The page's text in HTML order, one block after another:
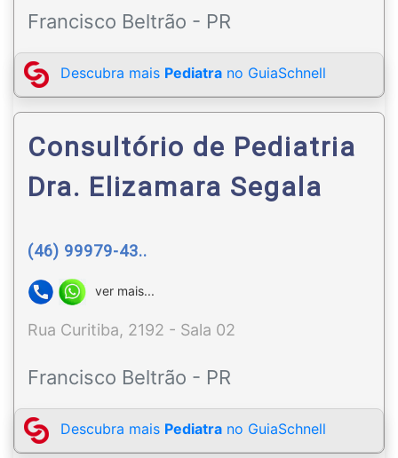
Francisco Beltrão - PR
Descubra mais Pediatra no GuiaSchnell
Consultório de Pediatria
Dra. Elizamara Segala
(46) 99979-43..
ver mais...
Rua Curitiba, 2192 - Sala 02
Francisco Beltrão - PR
Descubra mais Pediatra no GuiaSchnell